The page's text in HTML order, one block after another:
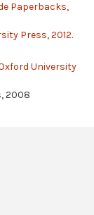
Paperbacks,
Press, 2012.
University
2008